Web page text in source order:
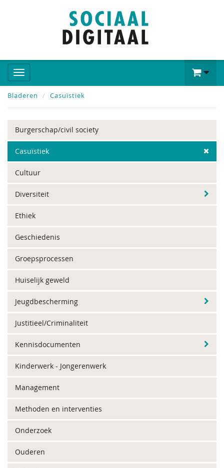
Bladeren Casuïstiek
Burgerschap/civil society
Casuïstiek
Cultuur
Diversiteit
Ethiek
Geschiedenis
Groepsprocessen
Huiselijk geweld
Jeugdbescherming
Justitieel/Criminaliteit
Kennisdocumenten
Kinderwerk - Jongerenwerk
Management
Methoden en interventies
Onderzoek
Ouderen